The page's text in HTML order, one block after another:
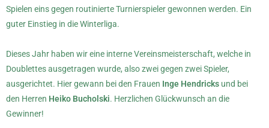
Spielen eins gegen routinierte Turnierspieler gewonnen werden. Ein
guter Einstieg in die Winterliga.
Dieses Jahr haben wir eine interne Vereinsmeisterschaft, welche in
Doublettes ausgetragen wurde, also zwei gegen zwei Spieler,
ausgerichtet. Hier gewann bei den Frauen Inge Hendricks und bei
den Herren Heiko Bucholski. Herzlichen Glückwunsch an die
Gewinner!